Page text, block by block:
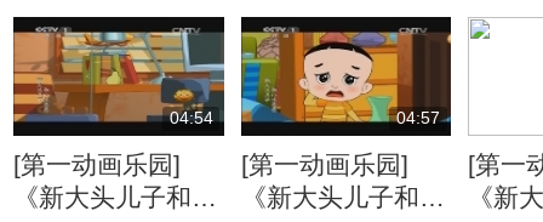
04:54
[第一动画乐园]
《新大头儿子和小
04:57
[第一动画乐园]
《新大头儿子和小
[第一
《新